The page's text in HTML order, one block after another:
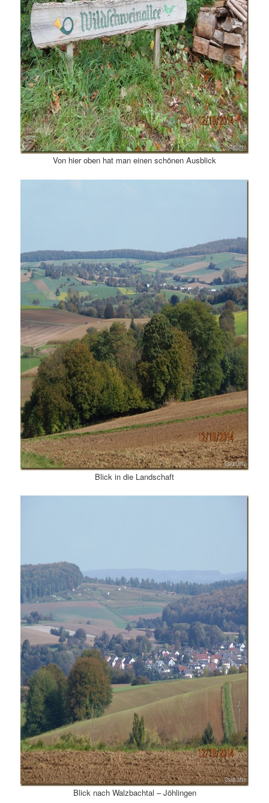
Von hier oben hat man einen schönen Ausblick
Blick in die Landschaft
Blick nach Walzbachtal – Jöhlingen